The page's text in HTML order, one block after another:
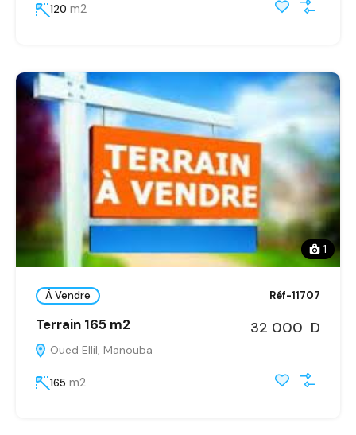
120 m2
1
À Vendre Réf-11707
Terrain 165 m2
Oued Ellil, Manouba
32 000 D
165 m2